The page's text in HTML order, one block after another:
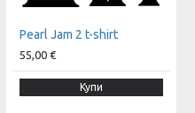
Pearl Jam 2 t-shirt
55,00 €
Купи